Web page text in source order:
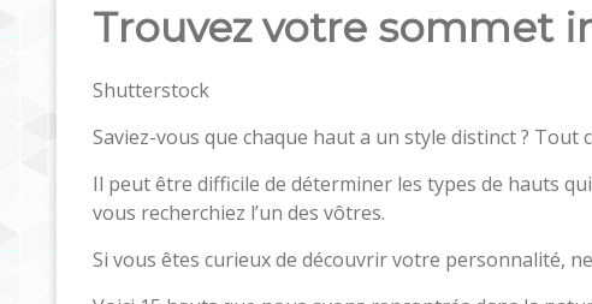
Trouvez votre sommet
Shutterstock
Saviez-vous que chaque haut a un style distinct ?
Il peut être difficile de déterminer les types de hauts
vous recherchiez l’un des vôtres.
Si vous êtes curieux de découvrir votre personnalité,